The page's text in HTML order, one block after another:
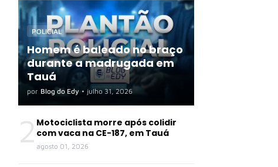
POLICIAL
Homem é baleado no braço
durante a madrugada em
Tauá
por Blog do Edy • julho 31, 2026
2 Motociclista morre após colidir
com vaca na CE-187, em Tauá
agosto 01, 2026